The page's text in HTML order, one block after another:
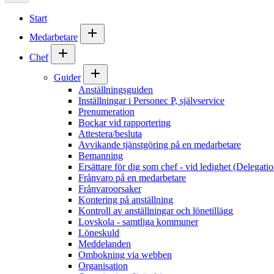
Start
Medarbetare
Chef
Guider
Anställningsguiden
Inställningar i Personec P, självservice
Prenumeration
Bockar vid rapportering
Attestera/besluta
Avvikande tjänstgöring på en medarbetare
Bemanning
Ersättare för dig som chef - vid ledighet
Frånvaro på en medarbetare
Frånvaroorsaker
Kontering på anställning
Kontroll av anställningar och lönetillägg
Lovskola - samtliga kommuner
Löneskuld
Meddelanden
Ombokning via webben
Organisation